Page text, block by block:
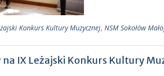
Konkurs Kultury Muzycznej, NSM Sokołów
IX Leżajski Konkurs Kultury